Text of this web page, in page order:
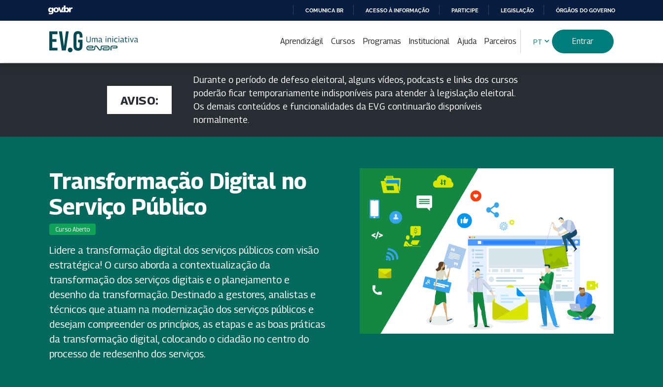
PARA
CONTEÚDO
COMUNICA BR ACESSO À INFORMAÇÃO PARTICIPE LEGISLAÇÃO ÓRGÃOS DO GOVERNO
Aprendizágil Cursos Programas Institucional Ajuda Parceiros PT Entrar
AVISO:
Durante o período de defeso eleitoral, alguns vídeos, podcasts e links dos cursos
poderão ficar temporariamente indisponíveis para atender à legislação eleitoral.
Os demais conteúdos e funcionalidades da EV.G continuarão disponíveis
normalmente.
Transformação Digital no
Serviço Público
Curso Aberto
Lidere a transformação digital dos serviços públicos com visão
estratégica! O curso aborda a contextualização da
transformação dos serviços digitais e o planejamento e
desenho da transformação. Destinado a gestores, analistas e
técnicos que atuam na modernização dos serviços públicos e
desejam compreender os princípios, as etapas e as boas práticas
da transformação digital, colocando o cidadão no centro do
processo de redesenho dos serviços.